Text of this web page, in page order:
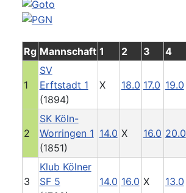
Rg Mannschaft 1 2 3 4
1
SV
Erftstadt 1
(1894)
X 18.0 17.0 19.0
2
SK Köln-
Worringen 1
(1851)
14.0 X 16.0 20.0
3
Klub Kölner
SF 5
14.0 16.0 X 13.0